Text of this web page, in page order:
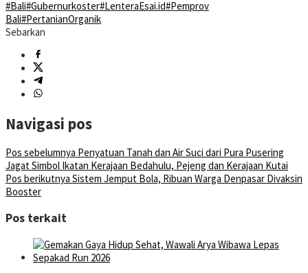
#Bali#Gubernurkoster#LenteraEsai.id#Pemprov
Bali#PertanianOrganik
Sebarkan
Navigasi pos
Pos sebelumnya Penyatuan Tanah dan Air Suci dari Pura Pusering
Jagat Simbol Ikatan Kerajaan Bedahulu, Pejeng dan Kerajaan Kutai
Pos berikutnya Sistem Jemput Bola, Ribuan Warga Denpasar Divaksin
Booster
Pos terkait